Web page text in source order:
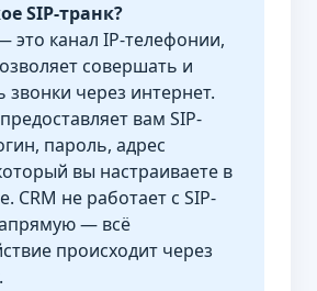
SIP-транк?
это канал IP-телефонии,
совершать и
звонки через интернет.
вам SIP-
пароль, адрес
вы настраиваете в
CRM не работает с SIP-
— всё
происходит через